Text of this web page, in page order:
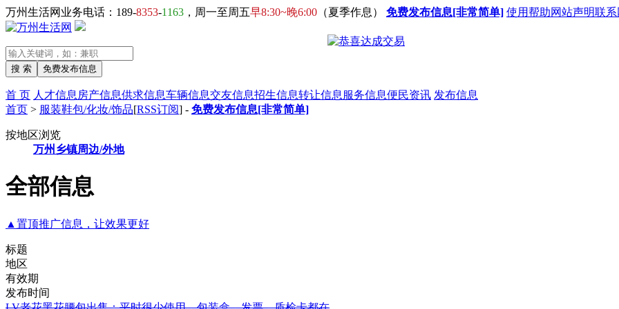
万州生活网业务电话：189-8353-1163 ，周一至周五早8:30~晚6:00 （夏季作息） 免费发布信息[非常简单] 使用帮助网站声明联
首 页 人才信息 房产信息供求信息车辆信息交友信息招生信息转让信息 服务信息便民资讯 发布信息
首页 > 服装鞋包/化妆/饰品[RSS订阅] - 免费发布信息[非常简单]
按地区浏览
万州 乡镇周边/外地
全部信息
▲置顶推广信息，让效果更好
标题
地区
有效期
发布时间